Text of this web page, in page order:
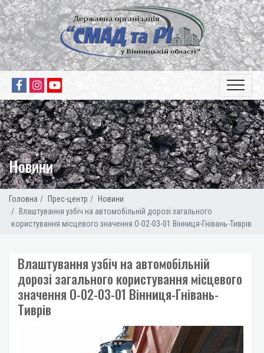
Головна Прес-центр
Новини
Влаштування узбіч на автомобільній дорозі загального
користування місцевого значення О-02-03-01 Вінниця-Гнівань-Тиврів
Новини
Влаштування узбіч на автомобільній
дорозі загального користування місцевого
значення О-02-03-01 Вінниця-Гнівань-
Тиврів